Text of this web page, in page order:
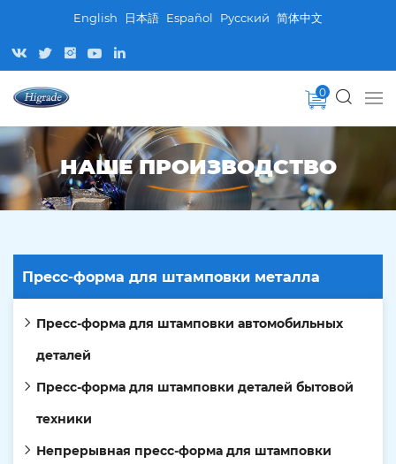
English 日本語 Español Pусский 简体中文
0
НАШЕ ПРОИЗВОДСТВО
Пресс-форма для штамповки металла
Пресс-форма для штамповки автомобильных
деталей
Пресс-форма для штамповки деталей бытовой
техники
Непрерывная пресс-форма для штамповки